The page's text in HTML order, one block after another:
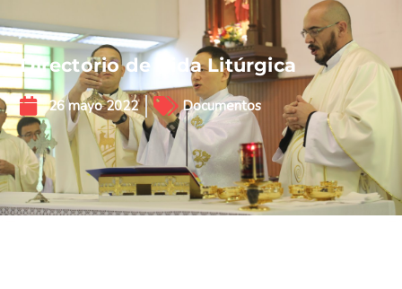
Directorio de Vida Litúrgica
26 mayo 2022 Documentos